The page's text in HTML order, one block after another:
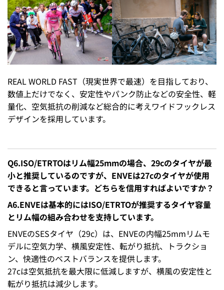
REAL WORLD FAST（現実世界で最速）を目指しており、
数値上だけでなく、安定性やパンク防止などの安全性、軽
量化、空気抵抗の削減など総合的に考えワイドフックレス
デザインを採用しています。
Q6.ISO/ETRTOはリム幅25mmの場合、29cのタイヤが最
小と推奨しているのですが、ENVEは27cのタイヤが使用
できると言っています。どちらを信用すればよいですか？
A6.ENVEは基本的にはISO/ETRTOが推奨するタイヤ容量
とリム幅の組み合わせを支持しています。
ENVEのSESタイヤ（29c）は、ENVEの内幅25mmリムモ
デルに空気力学、横風安定性、転がり抵抗、トラクショ
ン、快適性のベストバランスを提供します。
27cは空気抵抗を最大限に低減しますが、横風の安定性と
転がり抵抗は減少します。